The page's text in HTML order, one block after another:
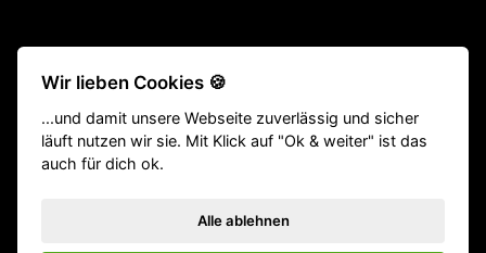
Fitness Geräte|Klimmzugstangen
Gewichtsweste|Homegym|Gewichthebergürtel |Springseile
|Hyrox Equipment|ATHX Equipment
VERTRAG WIDERRUFENImpressum
Rücksendung
GYM Produktkatalog (PDF)
Kontakt
Wir lieben Cookies 🍪
...und damit unsere Webseite zuverlässig und sicher
läuft nutzen wir sie. Mit Klick auf "Ok & weiter" ist das
auch für dich ok.
Alle ablehnen